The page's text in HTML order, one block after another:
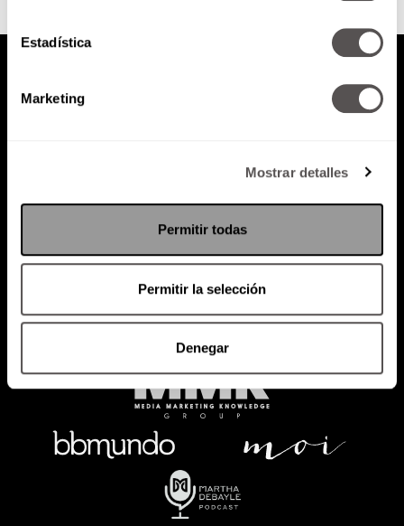
Estadística
Marketing
Mostrar detalles
Permitir todas
Permitir la selección
Denegar
Política de Privacidad
PODCAST RADIO MARTHA EVENTOS
SACA TU ID